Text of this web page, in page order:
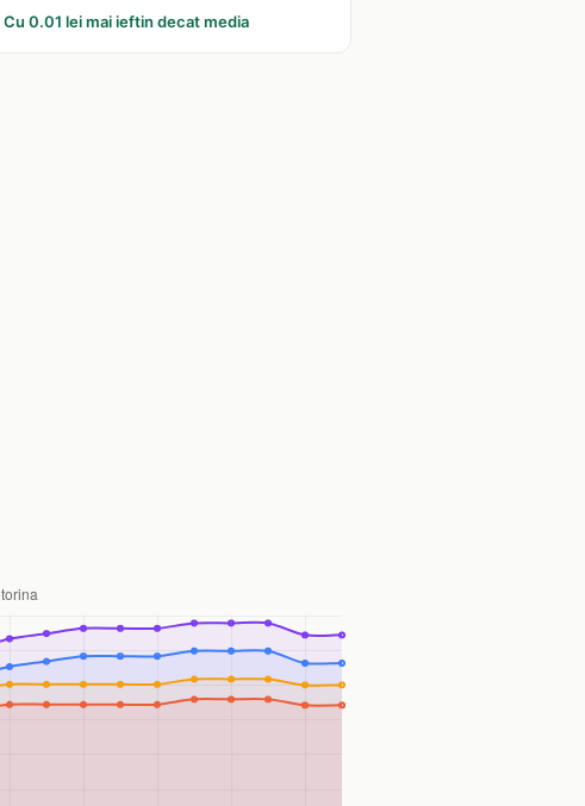
Cu 0.01 lei mai ieftin decat media